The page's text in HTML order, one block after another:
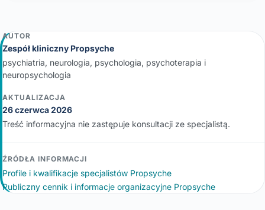
AUTOR
Zespół kliniczny Propsyche
psychiatria, neurologia, psychologia, psychoterapia i
neuropsychologia
AKTUALIZACJA
26 czerwca 2026
Treść informacyjna nie zastępuje konsultacji ze specjalistą.
ŹRÓDŁA INFORMACJI
Profile i kwalifikacje specjalistów Propsyche
Publiczny cennik i informacje organizacyjne Propsyche